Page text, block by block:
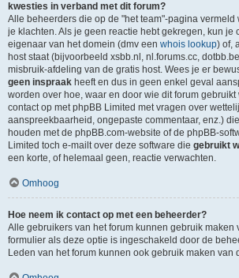
kwesties in verband met dit forum?
Alle beheerders die op de "het team"-pagina vermeld
je klachten. Als je geen reactie hebt gekregen, kun je
eigenaar van het domein (dmv een whois lookup) of,
host staat (bijvoorbeeld xsbb.nl, nl.forums.cc,
misbruik-afdeling van de gratis host. Wees je er
geen inspraak heeft en dus in geen enkel geval
worden over hoe, waar en door wie dit forum gebruikt
contact op met phpBB Limited met vragen over
aanspreekbaarheid, ongepaste commentaar, enz.) die
houden met de phpBB.com-website of de phpBB-
Limited toch e-mailt over deze software die gebruikt
een korte, of helemaal geen, reactie verwachten.
Omhoog
Hoe neem ik contact op met een beheerder?
Alle gebruikers van het forum kunnen gebruik maken
formulier als deze optie is ingeschakeld door de
Leden van het forum kunnen ook gebruik maken van